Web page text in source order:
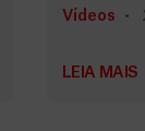
Vídeos
LEIA MAIS